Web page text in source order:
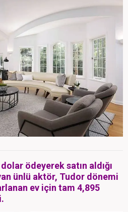
ödeyerek satın aldığı
ünlü aktör, Tudor dönemi
ev için tam 4,895